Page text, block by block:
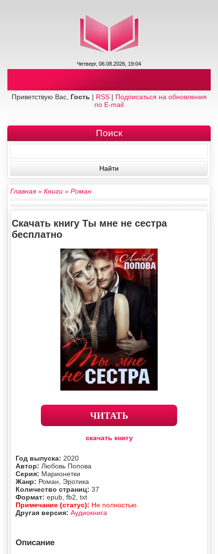
Четверг, 06.08.2026, 19:04
Приветствую Вас, Гость | RSS| Подписаться на обновления
по E-mail
Поиск
Главная» Книги » Роман
Скачать книгу Ты мне не сестра
бесплатно
ЧИТАТЬ
скачать книгу
Год выпуска: 2020
Автор: Любовь Попова
Серия: Марионетки
Жанр: Роман, Эротика
Количество страниц: 37
Формат: epub, fb2, txt
Примечание (статус): Не полностью
Другая версия: Аудиокнига
Описание